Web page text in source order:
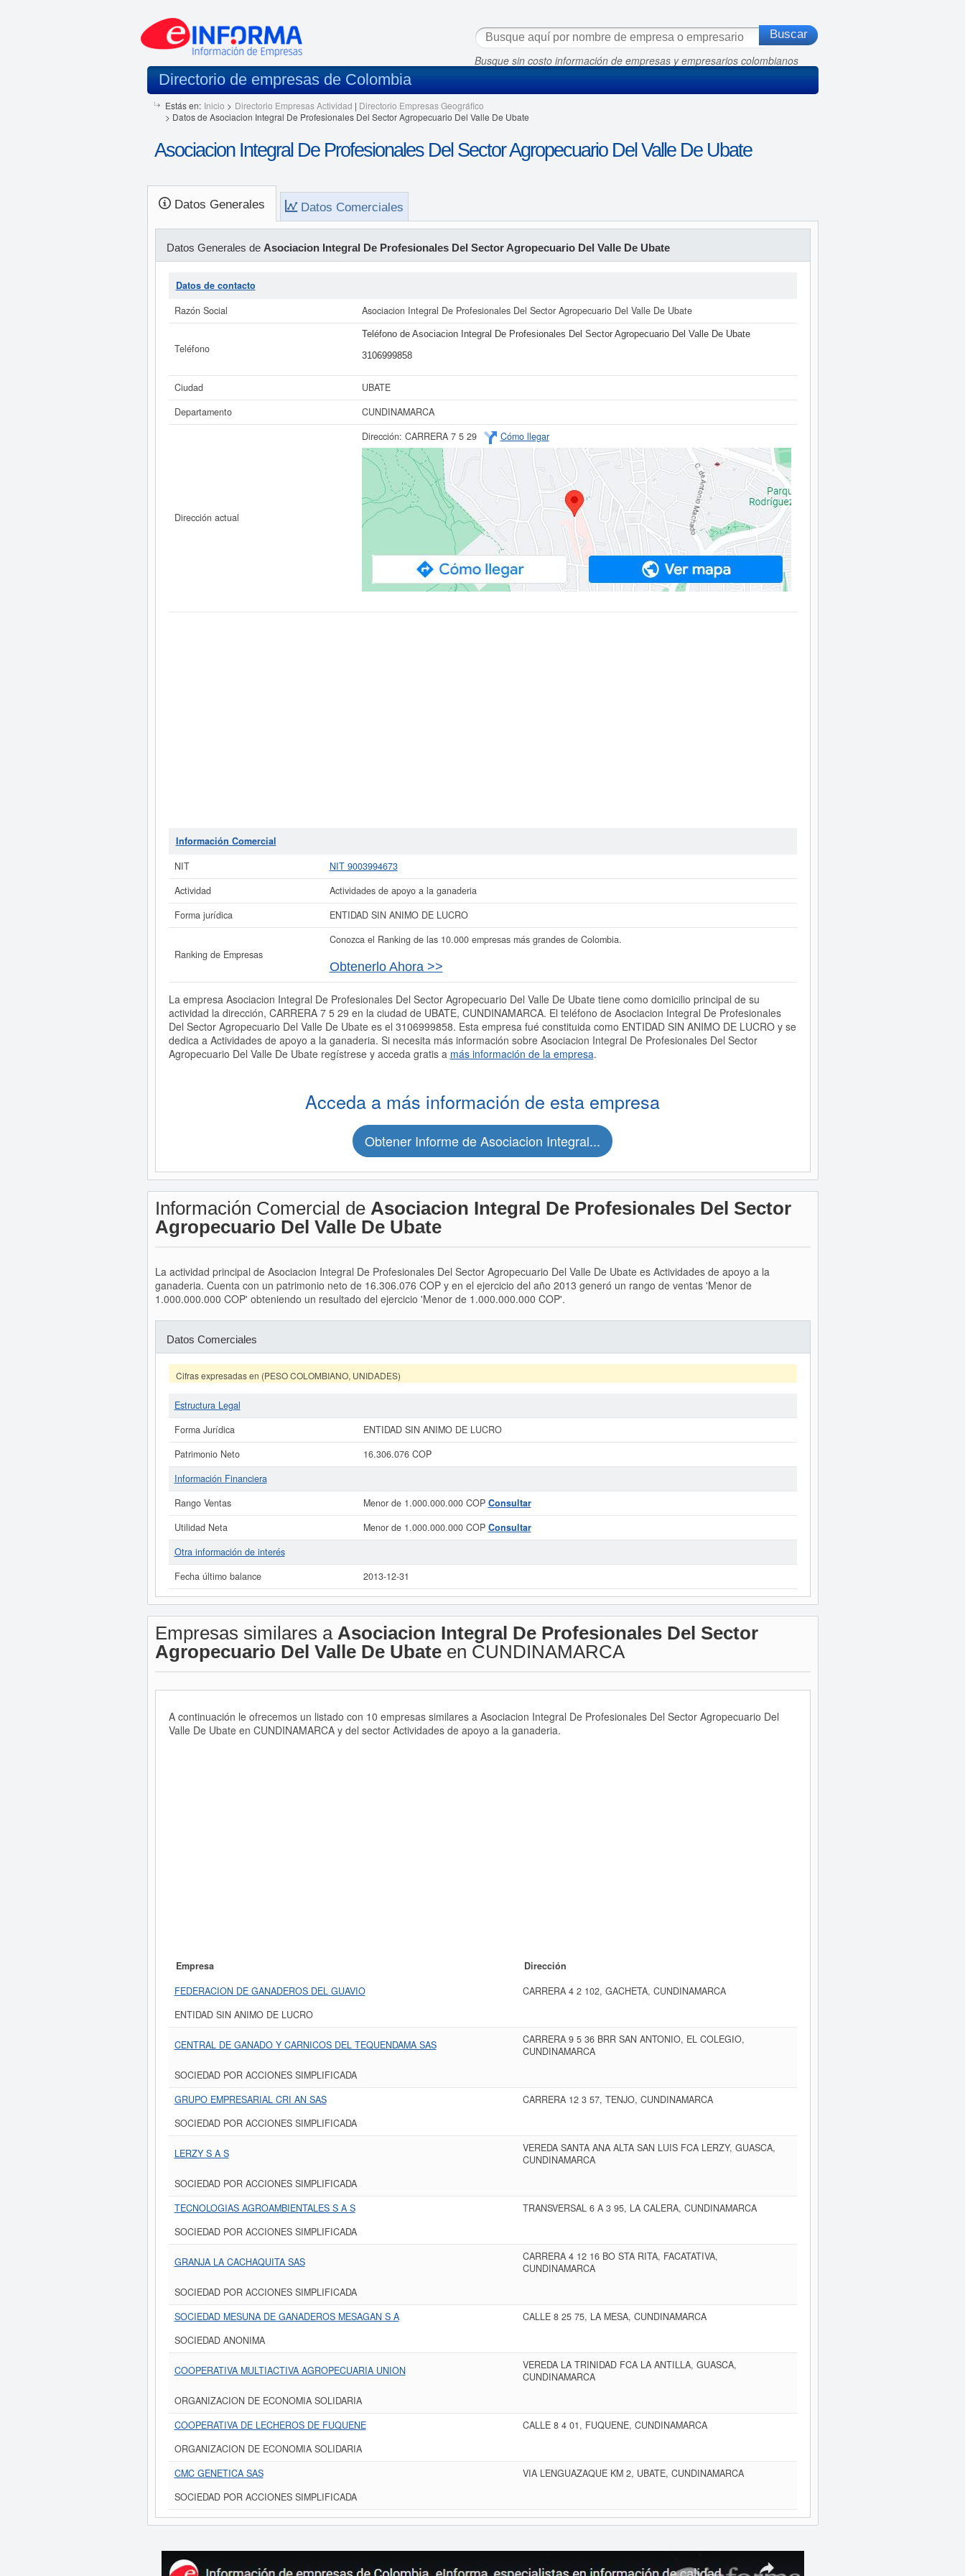
Busque sin costo información de empresas y empresarios colombianos
Directorio de empresas de Colombia
Estás en: Inicio > Directorio Empresas Actividad | Directorio Empresas Geográfico
> Datos de Asociacion Integral De Profesionales Del Sector Agropecuario Del Valle De Ubate
Asociacion Integral De Profesionales Del Sector Agropecuario Del Valle De Ubate
Datos Generales Datos Comerciales
Datos Generales de Asociacion Integral De Profesionales Del Sector Agropecuario Del Valle De Ubate
Datos de contacto
Razón Social
Asociacion Integral De Profesionales Del Sector Agropecuario Del Valle De Ubate
Teléfono
Teléfono de Asociacion Integral De Profesionales Del Sector Agropecuario Del Valle De Ubate
3106999858
Ciudad
UBATE
Departamento
CUNDINAMARCA
Dirección actual
Dirección: CARRERA 7 5 29 Cómo llegar
Información Comercial
NIT
NIT 9003994673
Actividad
Actividades de apoyo a la ganaderia
Forma jurídica
ENTIDAD SIN ANIMO DE LUCRO
Ranking de Empresas
Conozca el Ranking de las 10.000 empresas más grandes de Colombia.
Obtenerlo Ahora >>
La empresa Asociacion Integral De Profesionales Del Sector Agropecuario Del Valle De Ubate tiene como domicilio principal de su
actividad la dirección, CARRERA 7 5 29 en la ciudad de UBATE, CUNDINAMARCA. El teléfono de Asociacion Integral De Profesionales
Del Sector Agropecuario Del Valle De Ubate es el 3106999858. Esta empresa fué constituida como ENTIDAD SIN ANIMO DE LUCRO y se
dedica a Actividades de apoyo a la ganaderia. Si necesita más información sobre Asociacion Integral De Profesionales Del Sector
Agropecuario Del Valle De Ubate regístrese y acceda gratis a más información de la empresa.
Acceda a más información de esta empresa
Obtener Informe de Asociacion Integral...
Información Comercial de Asociacion Integral De Profesionales Del Sector
Agropecuario Del Valle De Ubate
La actividad principal de Asociacion Integral De Profesionales Del Sector Agropecuario Del Valle De Ubate es Actividades de apoyo a la
ganaderia. Cuenta con un patrimonio neto de 16.306.076 COP y en el ejercicio del año 2013 generó un rango de ventas 'Menor de
1.000.000.000 COP' obteniendo un resultado del ejercicio 'Menor de 1.000.000.000 COP'.
Datos Comerciales
Cifras expresadas en (PESO COLOMBIANO, UNIDADES)
Estructura Legal
Forma Jurídica
ENTIDAD SIN ANIMO DE LUCRO
Patrimonio Neto
16.306.076 COP
Información Financiera
Rango Ventas
Menor de 1.000.000.000 COP Consultar
Utilidad Neta
Menor de 1.000.000.000 COP Consultar
Otra información de interés
Fecha último balance
2013-12-31
Empresas similares a Asociacion Integral De Profesionales Del Sector
Agropecuario Del Valle De Ubateen CUNDINAMARCA
A continuación le ofrecemos un listado con 10 empresas similares a Asociacion Integral De Profesionales Del Sector Agropecuario Del
Valle De Ubate en CUNDINAMARCA y del sector Actividades de apoyo a la ganaderia.
Empresa
Dirección
FEDERACION DE GANADEROS DEL GUAVIO
CARRERA 4 2 102, GACHETA, CUNDINAMARCA
ENTIDAD SIN ANIMO DE LUCRO
CENTRAL DE GANADO Y CARNICOS DEL TEQUENDAMA SAS
CARRERA 9 5 36 BRR SAN ANTONIO, EL COLEGIO,
CUNDINAMARCA
SOCIEDAD POR ACCIONES SIMPLIFICADA
GRUPO EMPRESARIAL CRI AN SAS
CARRERA 12 3 57, TENJO, CUNDINAMARCA
SOCIEDAD POR ACCIONES SIMPLIFICADA
LERZY S A S
VEREDA SANTA ANA ALTA SAN LUIS FCA LERZY, GUASCA,
CUNDINAMARCA
SOCIEDAD POR ACCIONES SIMPLIFICADA
TECNOLOGIAS AGROAMBIENTALES S A S
TRANSVERSAL 6 A 3 95, LA CALERA, CUNDINAMARCA
SOCIEDAD POR ACCIONES SIMPLIFICADA
GRANJA LA CACHAQUITA SAS
CARRERA 4 12 16 BO STA RITA, FACATATIVA,
CUNDINAMARCA
SOCIEDAD POR ACCIONES SIMPLIFICADA
SOCIEDAD MESUNA DE GANADEROS MESAGAN S A
CALLE 8 25 75, LA MESA, CUNDINAMARCA
SOCIEDAD ANONIMA
COOPERATIVA MULTIACTIVA AGROPECUARIA UNION
VEREDA LA TRINIDAD FCA LA ANTILLA, GUASCA,
CUNDINAMARCA
ORGANIZACION DE ECONOMIA SOLIDARIA
COOPERATIVA DE LECHEROS DE FUQUENE
CALLE 8 4 01, FUQUENE, CUNDINAMARCA
ORGANIZACION DE ECONOMIA SOLIDARIA
CMC GENETICA SAS
VIA LENGUAZAQUE KM 2, UBATE, CUNDINAMARCA
SOCIEDAD POR ACCIONES SIMPLIFICADA